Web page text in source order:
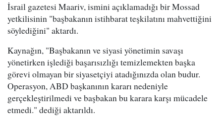
İsrail gazetesi Maariv, ismini açıklamadığı bir Mossad
yetkilisinin "başbakanın istihbarat teşkilatını mahvettiğini
söylediğini" aktardı.
Kaynağın, "Başbakanın ve siyasi yönetimin savaşı
yönetirken işlediği başarısızlığı temizlemekten başka
görevi olmayan bir siyasetçiyi atadığınızda olan budur.
Operasyon, ABD başkanının kararı nedeniyle
gerçekleştirilmedi ve başbakan bu karara karşı mücadele
etmedi." dediği aktarıldı.